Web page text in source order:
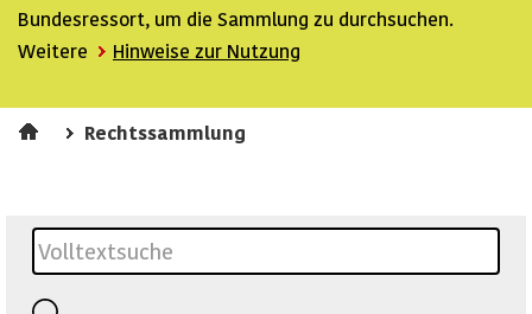
Bundesressort, um die Sammlung zu durchsuchen.
Weitere
Hinweise zur Nutzung
Rechtssammlung